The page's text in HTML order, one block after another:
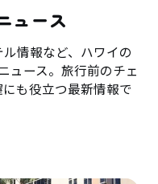
ュース
情報など、ハワイの
ュース。旅行前のチェ
も役立つ最新情報で